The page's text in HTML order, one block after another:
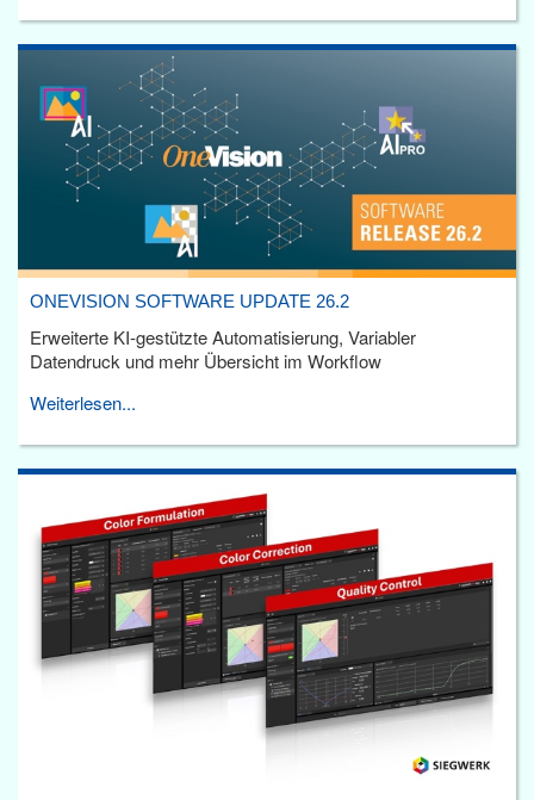
ONEVISION SOFTWARE UPDATE 26.2
Erweiterte KI-gestützte Automatisierung, Variabler
Datendruck und mehr Übersicht im Workflow
Weiterlesen...